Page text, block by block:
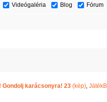
Videógaléria Blog Fórum
Gondolj karácsonyra! 23 (kép),